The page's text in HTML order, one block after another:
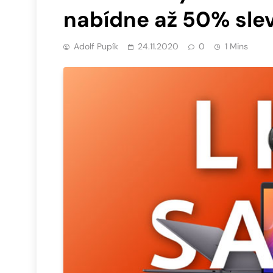
nabídne až 50%
Adolf Pupík 24.11.2020 0 1 Mins